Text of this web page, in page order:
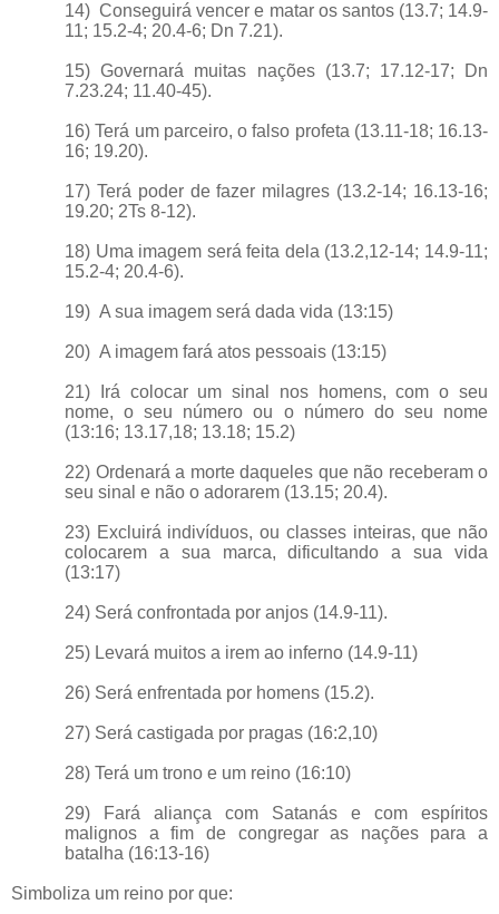
14) Conseguirá vencer e matar os santos (13.7; 14.9-
11; 15.2-4; 20.4-6; Dn 7.21).
15) Governará muitas nações (13.7; 17.12-17; Dn
7.23.24; 11.40-45).
16) Terá um parceiro, o falso profeta (13.11-18; 16.13-
16; 19.20).
17) Terá poder de fazer milagres (13.2-14; 16.13-16;
19.20; 2Ts 8-12).
18) Uma imagem será feita dela (13.2,12-14; 14.9-11;
15.2-4; 20.4-6).
19) A sua imagem será dada vida (13:15)
20) A imagem fará atos pessoais (13:15)
21) Irá colocar um sinal nos homens, com o seu
nome, o seu número ou o número do seu nome
(13:16; 13.17,18; 13.18; 15.2)
22) Ordenará a morte daqueles que não receberam o
seu sinal e não o adorarem (13.15; 20.4).
23) Excluirá indivíduos, ou classes inteiras, que não
colocarem a sua marca, dificultando a sua vida
(13:17)
24) Será confrontada por anjos (14.9-11).
25) Levará muitos a irem ao inferno (14.9-11)
26) Será enfrentada por homens (15.2).
27) Será castigada por pragas (16:2,10)
28) Terá um trono e um reino (16:10)
29) Fará aliança com Satanás e com espíritos
malignos a fim de congregar as nações para a
batalha (16:13-16)
Simboliza um reino por que: